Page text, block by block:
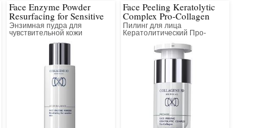
Face Enzyme Powder
Resurfacing for Sensitive
Skin
Энзимная пудра для
чувствительной кожи
Face Peeling Keratolytic
Complex Pro-Collagen
Пилинг для лица
Кератолитический Про-